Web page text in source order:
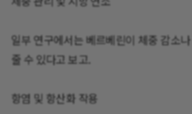
일부 연구에서는 베르베린이 체중 감소
줄 수 있다고 보고.
항염 및 항산화 작용